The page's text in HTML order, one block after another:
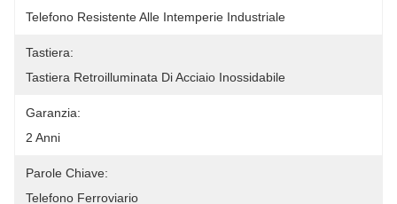
Telefono Resistente Alle Intemperie Industriale
Tastiera:
Tastiera Retroilluminata Di Acciaio Inossidabile
Garanzia:
2 Anni
Parole Chiave:
Telefono Ferroviario